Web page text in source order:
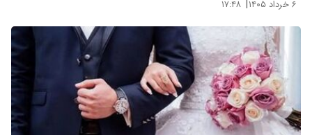
۶ خرداد ۱۴۰۵ | ۱۷:۴۸